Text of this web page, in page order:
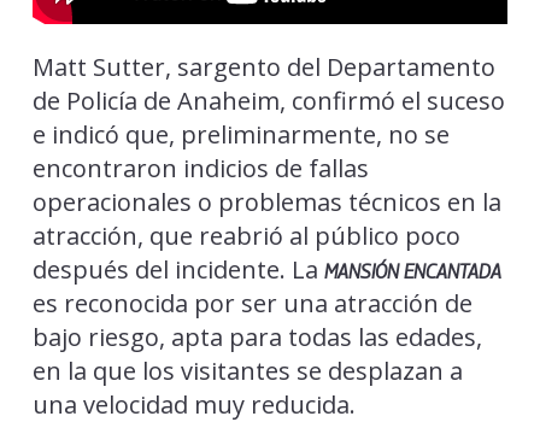
Matt Sutter, sargento del Departamento
de Policía de Anaheim, confirmó el suceso
e indicó que, preliminarmente, no se
encontraron indicios de fallas
operacionales o problemas técnicos en la
atracción, que reabrió al público poco
después del incidente. La MANSIÓN ENCANTADA
es reconocida por ser una atracción de
bajo riesgo, apta para todas las edades,
en la que los visitantes se desplazan a
una velocidad muy reducida.